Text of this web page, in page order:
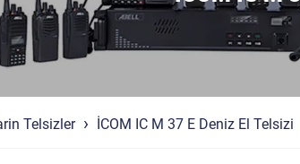
Telsizler İCOM IC M 37 E Deniz El Telsizi